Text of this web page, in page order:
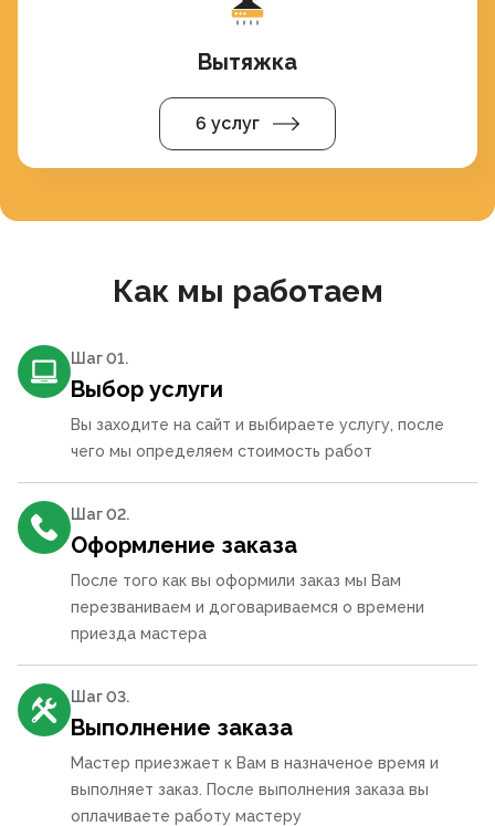
Вытяжка
6 услуг
Как мы работаем
Шаг 01.
Выбор услуги
Вы заходите на сайт и выбираете услугу, после
чего мы определяем стоимость работ
Шаг 02.
Оформление заказа
После того как вы оформили заказ мы Вам
перезваниваем и договариваемся о времени
приезда мастера
Шаг 03.
Выполнение заказа
Мастер приезжает к Вам в назначеное время и
выполняет заказ. После выполнения заказа вы
оплачиваете работу мастеру